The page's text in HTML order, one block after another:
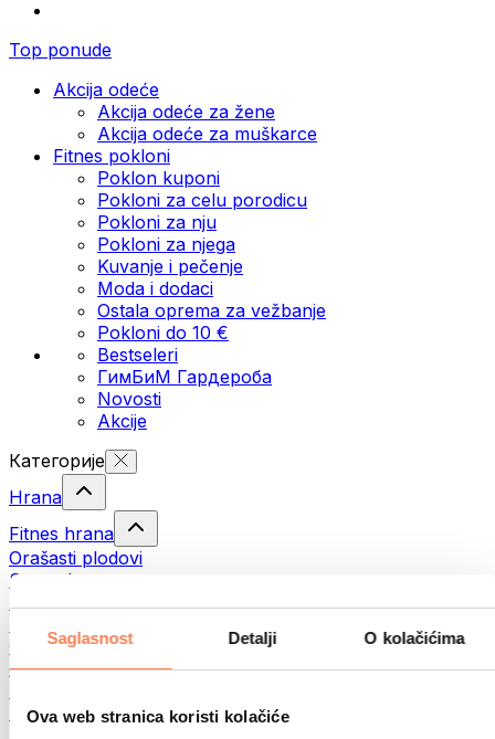
Saglasnost Detalji O kolačićima
Ova web stranica koristi kolačiće
Top ponude
Akcija odeće
Akcija odeće za žene
Akcija odeće za muškarce
Fitnes pokloni
Poklon kuponi
Pokloni za celu porodicu
Pokloni za nju
Pokloni za njega
Kuvanje i pečenje
Moda i dodaci
Ostala oprema za vežbanje
Pokloni do 10 €
Bestseleri
ГимБиМ Гардeробa
Novosti
Akcije
Категорије
Hrana
Fitnes hrana
Orašasti plodovi
Semenke
Namazi i paste
Gotova jela
Јаја
Meso